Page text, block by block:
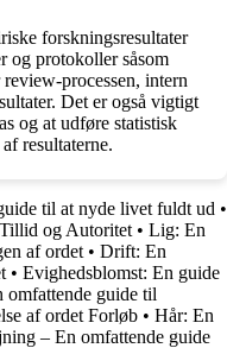
forskningsresultater
og protokoller såsom
processen, intern
Det er også vigtigt
og at udføre statistisk
​​resultaterne.
til at nyde livet fuldt ud •
og Autoritet • Lig: En
af ordet • Drift: En
• Evighedsblomst: En guide
omfattende guide til
af ordet Forløb • Hår: En
– En omfattende guide